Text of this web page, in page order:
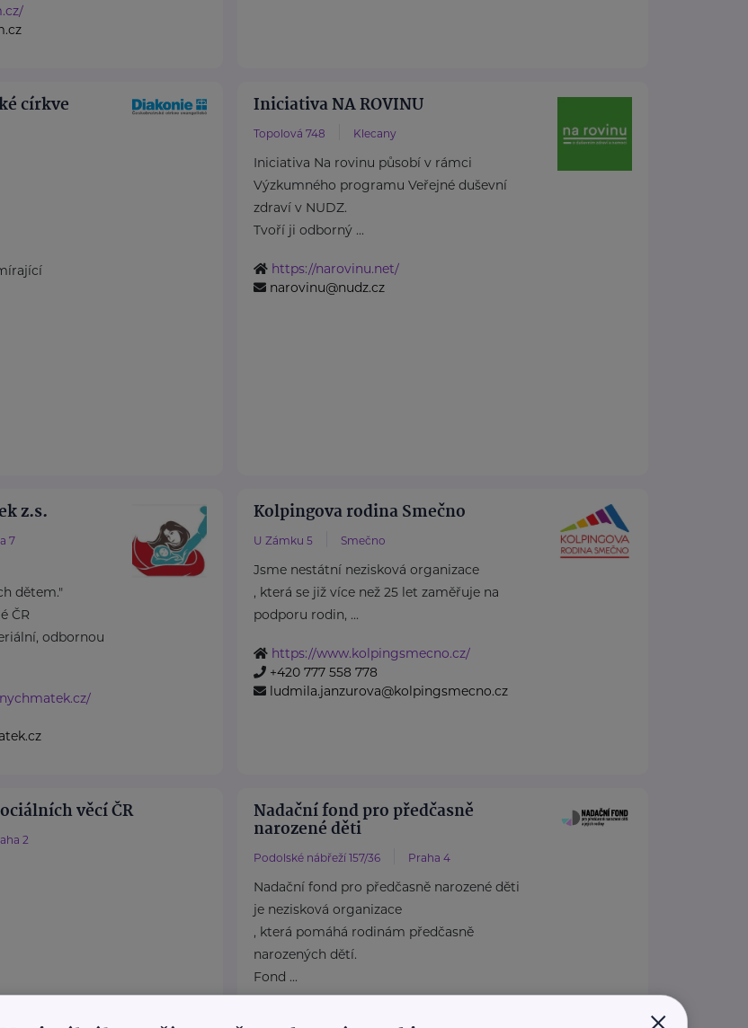
církve Iniciativa NA ROVINU
Topolová 748 Klecany
Iniciativa Na rovinu působí v rámci
Výzkumného programu Veřejné duševní
zdraví v NUDZ.
Tvoří ji odborný ...
https://narovinu.net/
narovinu@nudz.cz
z.s.
7
dětem."
ČR
odbornou
Kolpingova rodina Smečno
U Zámku 5 Smečno
Jsme nestátní nezisková organizace
, která se již více než 25 let zaměřuje na
podporu rodin, ...
https://www.kolpingsmecno.cz/
+420 777 558 778
ludmila.janzurova@kolpingsmecno.cz
věcí ČR
2
Nadační fond pro předčasně
narozené děti
Podolské nábřeží 157/36 Praha 4
Nadační fond pro předčasně narozené děti
je nezisková organizace
, která pomáhá rodinám předčasně
narozených dětí.
Fond ...